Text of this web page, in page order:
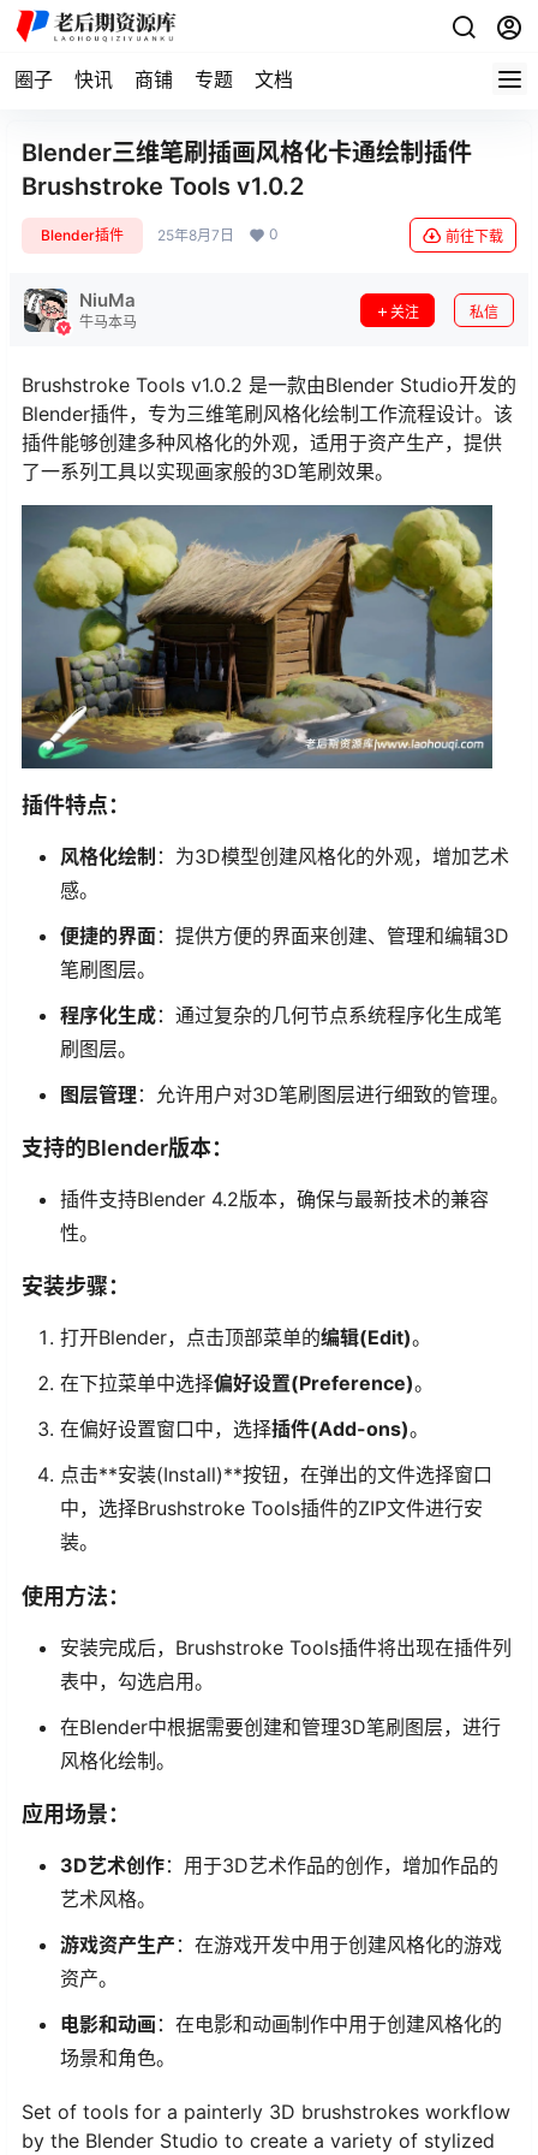
圈子 快讯 商铺 专题 文档
Blender三维笔刷插画风格化卡通绘制插件
Brushstroke Tools v1.0.2
Blender插件 25年8月7日 0 前往下载
NiuMa
牛马本马
关注 私信
Brushstroke Tools v1.0.2 是一款由Blender Studio开发的
Blender插件，专为三维笔刷风格化绘制工作流程设计。该
插件能够创建多种风格化的外观，适用于资产生产，提供
了一系列工具以实现画家般的3D笔刷效果。
插件特点：
风格化绘制 ：为3D模型创建风格化的外观，增加艺术
感。
便捷的界面：提供方便的界面来创建、管理和编辑3D
笔刷图层。
程序化生成：通过复杂的几何节点系统程序化生成笔
刷图层。
图层管理 ：允许用户对3D笔刷图层进行细致的管理。
支持的Blender版本：
插件支持Blender 4.2版本，确保与最新技术的兼容
性。
安装步骤：
打开Blender，点击顶部菜单的编辑(Edit)。
在下拉菜单中选择偏好设置(Preference)。
在偏好设置窗口中，选择插件(Add-ons)。
点击**安装(Install)**按钮，在弹出的文件选择窗口
中，选择Brushstroke Tools插件的ZIP文件进行安
装。
使用方法：
安装完成后，Brushstroke Tools插件将出现在插件列
表中，勾选启用。
在Blender中根据需要创建和管理3D笔刷图层，进行
风格化绘制。
应用场景：
3D艺术创作：用于3D艺术作品的创作，增加作品的
艺术风格。
游戏资产生产 ：在游戏开发中用于创建风格化的游戏
资产。
电影和动画 ：在电影和动画制作中用于创建风格化的
场景和角色。
Set of tools for a painterly 3D brushstrokes workflow
by the Blender Studio to create a variety of stylized